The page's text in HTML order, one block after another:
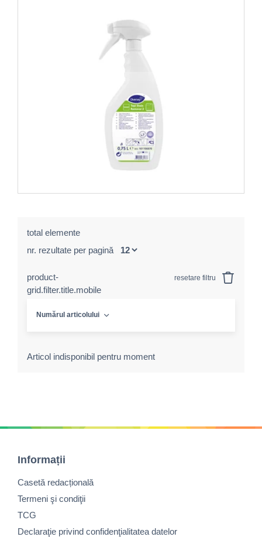
total elemente
nr. rezultate per pagină
product-
grid.filter.title.mobile
resetare filtru
Numărul articolului
Articol indisponibil pentru moment
Informații
Casetă redacțională
Termeni şi condiţii
TCG
Declaraţie privind confidenţialitatea datelor